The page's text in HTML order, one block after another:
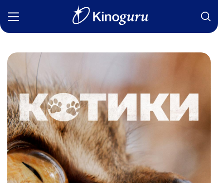
Фильмы
Статьи
Сериалы
Новости
Подборки
Рецензии